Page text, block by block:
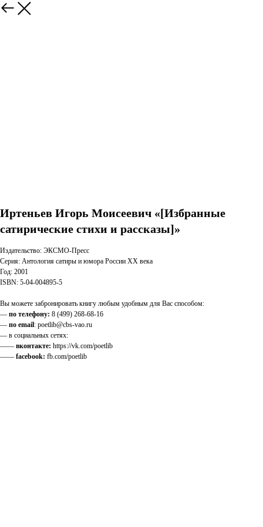
Иртеньев Игорь Моисеевич «[Избранные
сатирические стихи и рассказы]»
Издательство: ЭКСМО-Пресс
Серия: Антология сатиры и юмора России XX века
Год: 2001
ISBN: 5-04-004895-5
Вы можете забронировать книгу любым удобным для Вас способом:
— по телефону: 8 (499) 268-68-16
— по email: poetlib@cbs-vao.ru
— в социальных сетях:
—— вконтакте: https://vk.com/poetlib
—— facebook: fb.com/poetlib